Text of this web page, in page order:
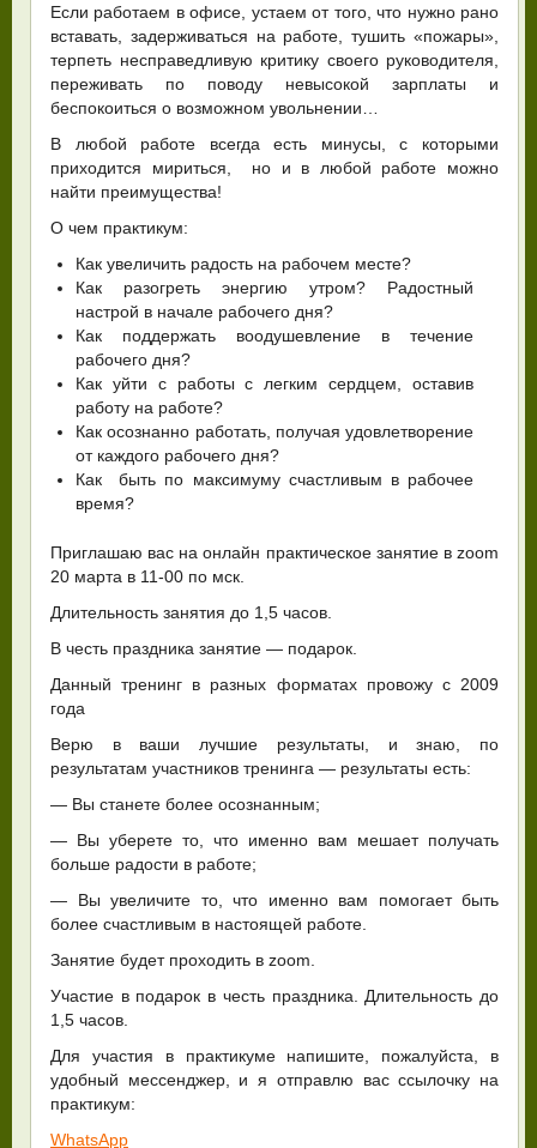
Если работаем в офисе, устаем от того, что нужно рано
вставать, задерживаться на работе, тушить «пожары»,
терпеть несправедливую критику своего руководителя,
переживать по поводу невысокой зарплаты и
беспокоиться о возможном увольнении…
В любой работе всегда есть минусы, с которыми
приходится мириться, но и в любой работе можно
найти преимущества!
О чем практикум:
Как увеличить радость на рабочем месте?
Как разогреть энергию утром? Радостный
настрой в начале рабочего дня?
Как поддержать воодушевление в течение
рабочего дня?
Как уйти с работы с легким сердцем, оставив
работу на работе?
Как осознанно работать, получая удовлетворение
от каждого рабочего дня?
Как быть по максимуму счастливым в рабочее
время?
Приглашаю вас на онлайн практическое занятие в zoom
20 марта в 11-00 по мск.
Длительность занятия до 1,5 часов.
В честь праздника занятие — подарок.
Данный тренинг в разных форматах провожу с 2009
года
Верю в ваши лучшие результаты, и знаю, по
результатам участников тренинга — результаты есть:
— Вы станете более осознанным;
— Вы уберете то, что именно вам мешает получать
больше радости в работе;
— Вы увеличите то, что именно вам помогает быть
более счастливым в настоящей работе.
Занятие будет проходить в zoom.
Участие в подарок в честь праздника. Длительность до
1,5 часов.
Для участия в практикуме напишите, пожалуйста, в
удобный мессенджер, и я отправлю вас ссылочку на
практикум:
WhatsApp